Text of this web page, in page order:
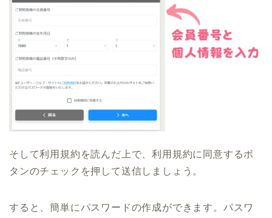
そして利用規約を読んだ上で、利用規約に同意するボ
タンのチェックを押して送信しましょう。
すると、簡単にパスワードの作成ができます。パスワ